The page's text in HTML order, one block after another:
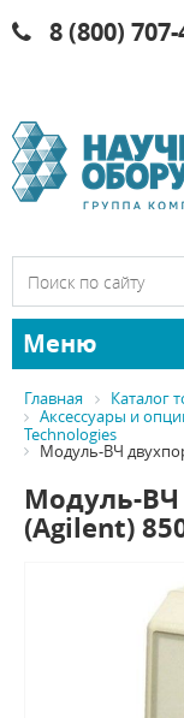
8 (800)
Меню
Главная Каталог
Аксессуары и
Technologies
Модуль-ВЧ
Модуль-ВЧ
(Agilent)